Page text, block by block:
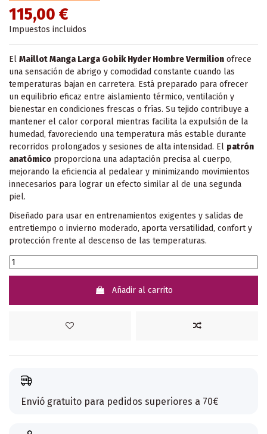
115,00 €
Impuestos incluidos
El Maillot Manga Larga Gobik Hyder Hombre Vermilion ofrece
una sensación de abrigo y comodidad constante cuando las
temperaturas bajan en carretera. Está preparado para ofrecer
un equilibrio eficaz entre aislamiento térmico, ventilación y
bienestar en condiciones frescas o frías. Su tejido contribuye a
mantener el calor corporal mientras facilita la expulsión de la
humedad, favoreciendo una temperatura más estable durante
recorridos prolongados y sesiones de alta intensidad. El patrón
anatómico proporciona una adaptación precisa al cuerpo,
mejorando la eficiencia al pedalear y minimizando movimientos
innecesarios para lograr un efecto similar al de una segunda
piel.
Diseñado para usar en entrenamientos exigentes y salidas de
entretiempo o invierno moderado, aporta versatilidad, confort y
protección frente al descenso de las temperaturas.
Añadir al carrito
Envió gratuito para pedidos superiores a 70€